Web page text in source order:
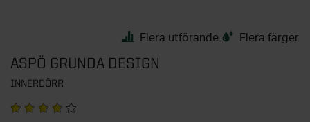
Flera utförande Flera färger
ASPÖ GRUNDA DESIGN
INNERDÖRR